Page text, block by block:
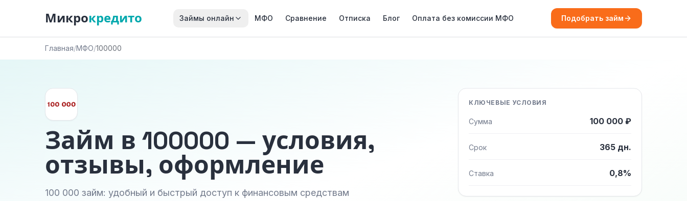
Микрокредито Займы онлайн МФО Сравнение Отписка Блог Оплата без комиссии МФО Подобрать займ
Главная/МФО/100000
Займ в 100000 — условия,
отзывы, оформление
100 000 займ: удобный и быстрый доступ к финансовым средствам
КЛЮЧЕВЫЕ УСЛОВИЯ
Сумма 100 000 ₽
Срок 365 дн.
Ставка 0,8%